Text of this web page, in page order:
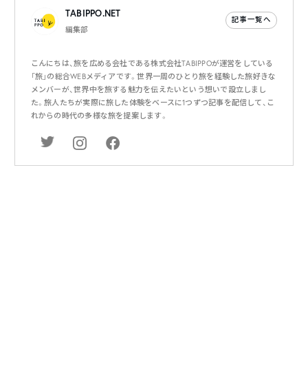
TABIPPO.NET
編集部
記事一覧へ
こんにちは、旅を広める会社である株式会社TABIPPOが運営をしている
「旅」の総合WEBメディアです。世界一周のひとり旅を経験した旅好きな
メンバーが、世界中を旅する魅力を伝えたいという想いで設立しまし
た。旅人たちが実際に旅した体験をベースに1つずつ記事を配信して、こ
れからの時代の多様な旅を提案します。